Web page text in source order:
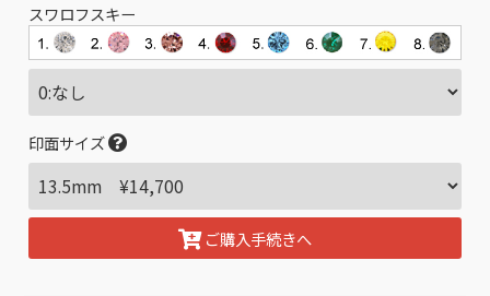
スワロフスキー
印面サイズ
ご購入手続きへ